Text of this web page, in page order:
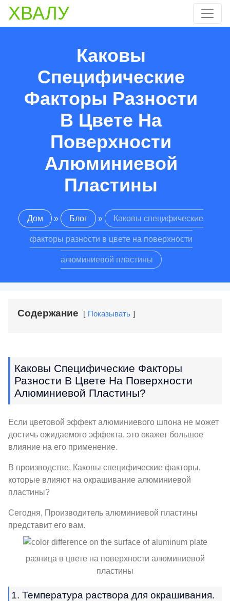
ХВАЛУ
Каковы
Специфические
Факторы Разности
В Цвете На
Поверхности
Алюминиевой
Пластины
Дом » Блог » Каковы специфические
факторы разности в цвете на поверхности
алюминиевой пластины
Содержание Показывать
Каковы Специфические Факторы
Разности В Цвете На Поверхности
Алюминиевой Пластины?
Если цветовой эффект алюминиевого шпона не может
достичь ожидаемого эффекта, это окажет большое
влияние на его применение.
В производстве, Каковы специфические факторы,
которые влияют на окрашивание алюминиевой
пластины?
Сегодня, Производитель алюминиевой пластины
представит его вам.
разница в цвете на поверхности алюминиевой
пластины
1. Температура раствора для окрашивания.